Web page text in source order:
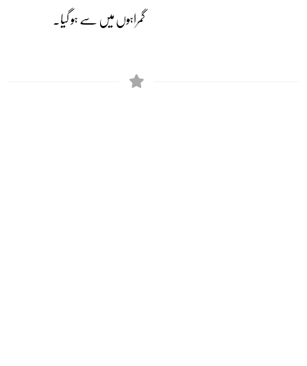
گمراہوں میں سے ہو گیا۔